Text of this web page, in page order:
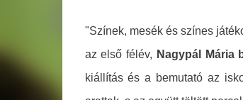
"Színek, mesék és színes
az első félév, Nagypál Mária
kiállítás és a bemutató az